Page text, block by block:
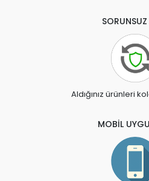
Aldığınız ürünleri
MOBİL